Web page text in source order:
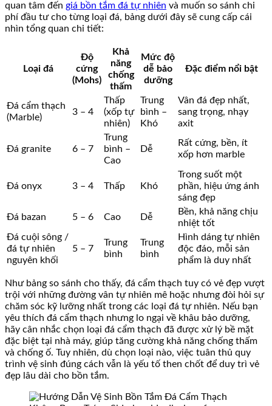
quan tâm đến giá bồn tắm đá tự nhiên và muốn so sánh chi
phí đầu tư cho từng loại đá, bảng dưới đây sẽ cung cấp cái
nhìn tổng quan chi tiết:
Loại đá
Độ
cứng
(Mohs)
Khả
năng
chống
thấm
Mức độ
dễ bảo
dưỡng
Đặc điểm nổi bật
Đá cẩm thạch
(Marble)
3 – 4
Thấp
(xốp tự
nhiên)
Trung
bình –
Khó
Vân đá đẹp nhất,
sang trọng, nhạy
axit
Đá granite 6 – 7
Trung
bình –
Cao
Dễ
Rất cứng, bền, ít
xốp hơn marble
Đá onyx 3 – 4 Thấp Khó
Trong suốt một
phần, hiệu ứng ánh
sáng đẹp
Đá bazan
5 – 6 Cao Dễ
Bền, khả năng chịu
nhiệt tốt
Đá cuội sông /
đá tự nhiên
nguyên khối
5 – 7
Trung
bình
Trung
bình
Hình dáng tự nhiên
độc đáo, mỗi sản
phẩm là duy nhất
Như bảng so sánh cho thấy, đá cẩm thạch tuy có vẻ đẹp vượt
trội với những đường vân tự nhiên mê hoặc nhưng đòi hỏi sự
chăm sóc kỹ lưỡng nhất trong các loại đá tự nhiên. Nếu bạn
yêu thích đá cẩm thạch nhưng lo ngại về khâu bảo dưỡng,
hãy cân nhắc chọn loại đá cẩm thạch đã được xử lý bề mặt
đặc biệt tại nhà máy, giúp tăng cường khả năng chống thấm
và chống ố. Tuy nhiên, dù chọn loại nào, việc tuân thủ quy
trình vệ sinh đúng cách vẫn là yếu tố then chốt để duy trì vẻ
đẹp lâu dài cho bồn tắm.